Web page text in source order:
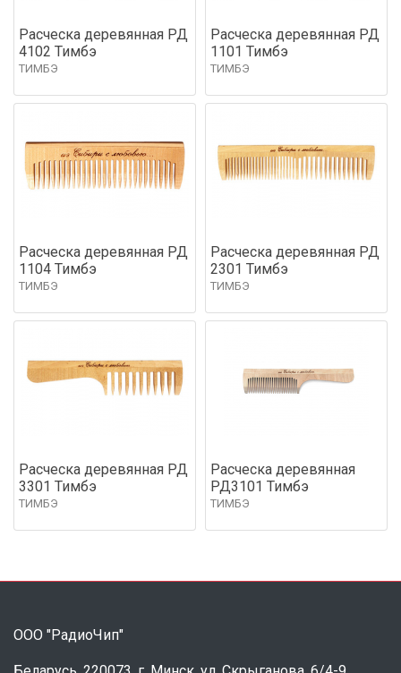
Расческа деревянная РД
4102 Тимбэ
ТИМБЭ
Расческа деревянная РД
1101 Тимбэ
ТИМБЭ
Расческа деревянная РД
1104 Тимбэ
ТИМБЭ
Расческа деревянная РД
2301 Тимбэ
ТИМБЭ
Расческа деревянная РД
3301 Тимбэ
ТИМБЭ
Расческа деревянная
РД3101 Тимбэ
ТИМБЭ
ООО "РадиоЧип"